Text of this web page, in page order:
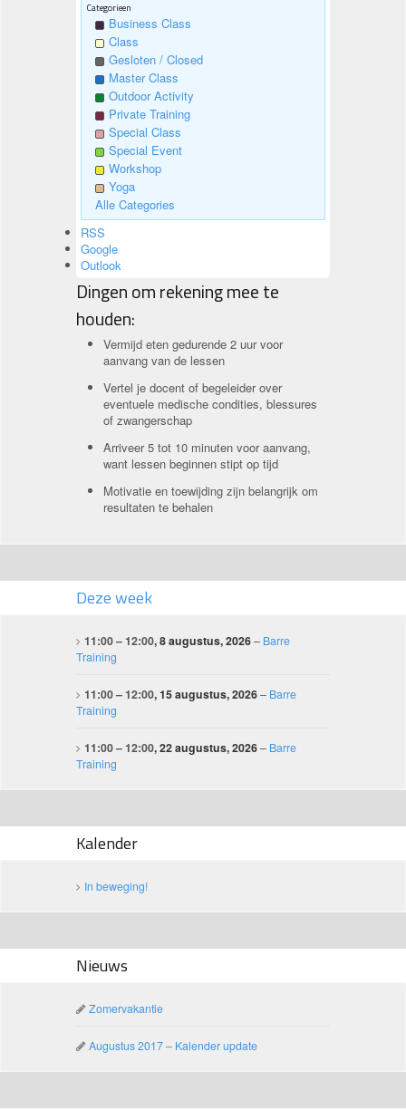
Categorieen
Business Class
Class
Gesloten / Closed
Master Class
Outdoor Activity
Private Training
Special Class
Special Event
Workshop
Yoga
Alle Categories
RSS
Google
Outlook
Dingen om rekening mee te
houden:
Vermijd eten gedurende 2 uur voor
aanvang van de lessen
Vertel je docent of begeleider over
eventuele medische condities, blessures
of zwangerschap
Arriveer 5 tot 10 minuten voor aanvang,
want lessen beginnen stipt op tijd
Motivatie en toewijding zijn belangrijk om
resultaten te behalen
Deze week
11:00–12:00, 8 augustus, 2026– Barre
Training
11:00–12:00, 15 augustus, 2026– Barre
Training
11:00–12:00, 22 augustus, 2026– Barre
Training
Kalender
In beweging!
Nieuws
Zomervakantie
Augustus 2017 – Kalender update